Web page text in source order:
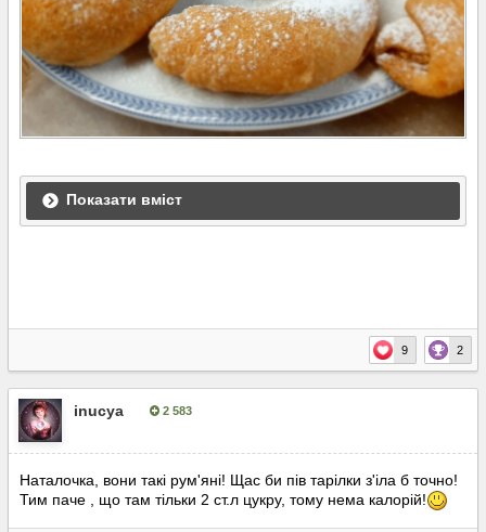
Показати вміст
9 2
inucya 2 583
Наталочка, вони такi рум'янi! Щас би пiв тарiлки з'iла б точно!
Тим паче , що там тiльки 2 ст.л цукру, тому нема калорiй!